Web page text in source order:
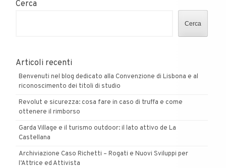
Cerca
Cerca
Articoli recenti
Benvenuti nel blog dedicato alla Convenzione di Lisbona e al
riconoscimento dei titoli di studio
Revolut e sicurezza: cosa fare in caso di truffa e come
ottenere il rimborso
Garda Village e il turismo outdoor: il lato attivo de La
Castellana
Archiviazione Caso Richetti – Rogati e Nuovi Sviluppi per
l’Attrice ed Attivista